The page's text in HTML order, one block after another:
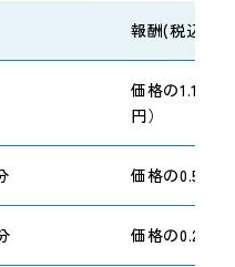
報酬(税込)
価格の1.1％
円）
価格の0.55%
価格の0.275%